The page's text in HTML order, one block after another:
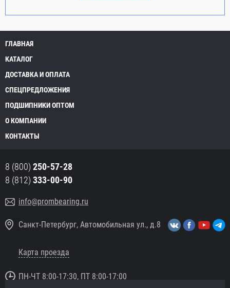
ГЛАВНАЯ
КАТАЛОГ
ДОСТАВКА И ОПЛАТА
СПЕЦПРЕДЛОЖЕНИЯ
ПОДШИПНИКИ ОПТОМ
О КОМПАНИИ
КОНТАКТЫ
8 (800) 250-57-28
8 (812) 333-00-90
info@prombearing.ru
Санкт-Петербург, Автомобильная ул., д.8
Карта проезда
ПН-ЧТ 8:00-17:30, ПТ 8:00-17:00